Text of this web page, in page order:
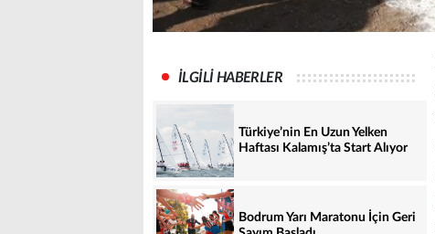
İLGİLİ HABERLER
Türkiye’nin En Uzun Yelken
Haftası Kalamış’ta Start Alıyor
Bodrum Yarı Maratonu İçin Geri